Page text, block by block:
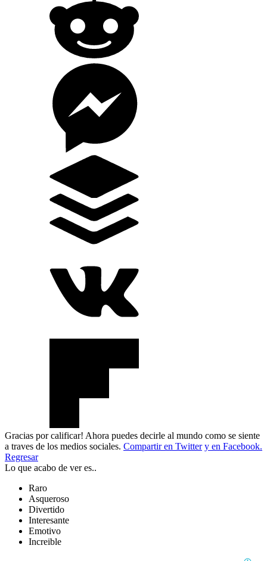
Gracias por calificar! Ahora puedes decirle al mundo como se siente
a traves de los medios sociales. Compartir en Twitter y en Facebook.
Regresar
Lo que acabo de ver es..
Raro
Asqueroso
Divertido
Interesante
Emotivo
Increible